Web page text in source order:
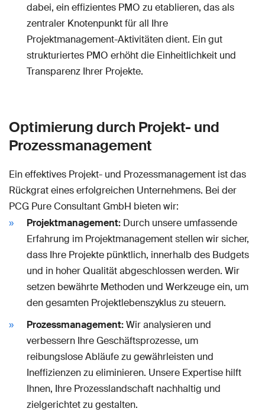
dabei, ein effizientes PMO zu etablieren, das als
zentraler Knotenpunkt für all Ihre
Projektmanagement-Aktivitäten dient. Ein gut
strukturiertes PMO erhöht die Einheitlichkeit und
Transparenz Ihrer Projekte.
Optimierung durch Projekt- und
Prozessmanagement
Ein effektives Projekt- und Prozessmanagement ist das
Rückgrat eines erfolgreichen Unternehmens. Bei der
PCG Pure Consultant GmbH bieten wir:
Projektmanagement: Durch unsere umfassende
Erfahrung im Projektmanagement stellen wir sicher,
dass Ihre Projekte pünktlich, innerhalb des Budgets
und in hoher Qualität abgeschlossen werden. Wir
setzen bewährte Methoden und Werkzeuge ein, um
den gesamten Projektlebenszyklus zu steuern.
Prozessmanagement:Wir analysieren und
verbessern Ihre Geschäftsprozesse, um
reibungslose Abläufe zu gewährleisten und
Ineffizienzen zu eliminieren. Unsere Expertise hilft
Ihnen, Ihre Prozesslandschaft nachhaltig und
zielgerichtet zu gestalten.